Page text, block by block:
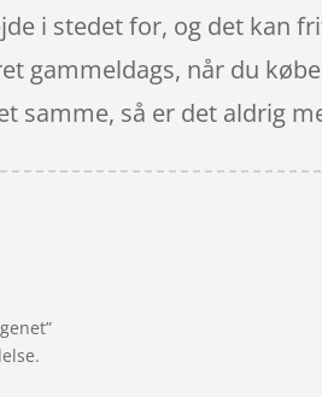
i stedet for, og det kan
gammeldags, når du
samme, så er det aldrig